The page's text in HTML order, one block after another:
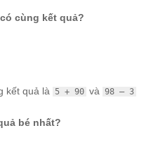
cùng kết quả?
kết quả là 5 + 90 và 98 – 3
bé nhất?